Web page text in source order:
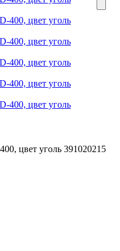
цвет уголь 391020215